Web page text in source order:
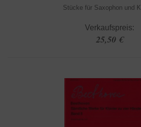
Stücke für Saxophon und
Verkaufspreis:
25,50 €